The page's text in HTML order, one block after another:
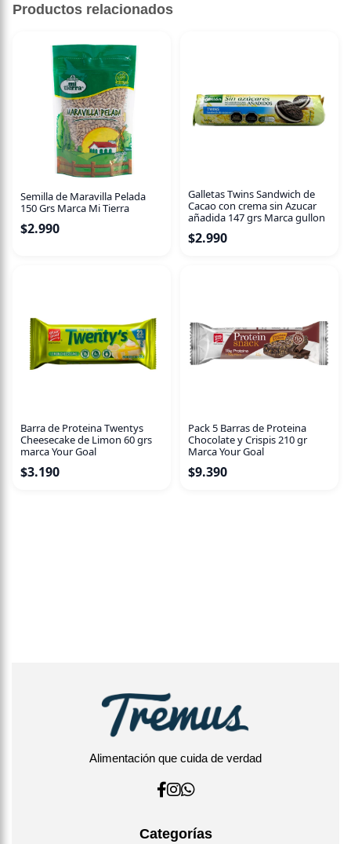
ensaladas y preparaciones. Mata el hambre con algo rico y
100% tomate. Excelente fuente de fibra y antioxidantes.
Sin aditivos ni preservantes. Producto vegano.
Productos relacionados
Semilla de Maravilla Pelada
150 Grs Marca Mi Tierra
$2.990
Galletas Twins Sandwich de
Cacao con crema sin Azucar
añadida 147 grs Marca gullon
$2.990
Barra de Proteina Twentys
Cheesecake de Limon 60 grs
marca Your Goal
$3.190
Pack 5 Barras de Proteina
Chocolate y Crispis 210 gr
Marca Your Goal
$9.390
Alimentación que cuida de verdad
Categorías